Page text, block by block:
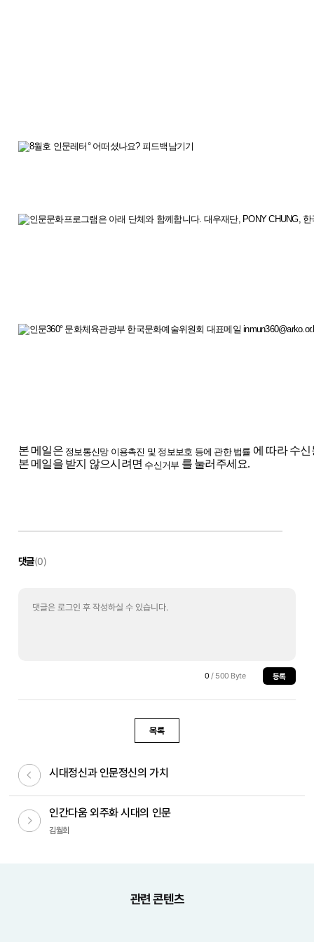
본 메일은 정보통신망 이용촉진 및 정보보호 등에 관한 법률 에 따라 수
본 메일을 받지 않으시려면 수신거부 를 눌러주세요.
댓글(0)
0 / 500 Byte 등록
목록
이전글
시대정신과 인문정신의 가치
다음글
인간다움 외주화 시대의 인문
김월회
관련 콘텐츠